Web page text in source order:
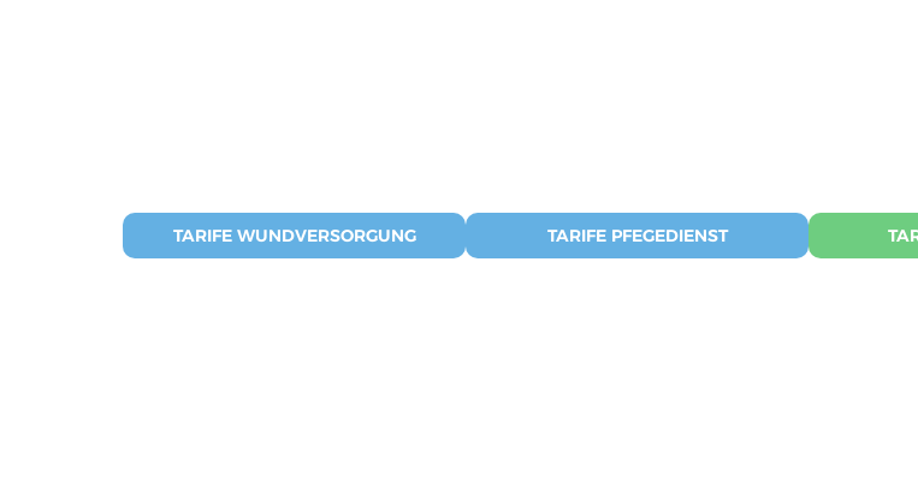
TARIFE WUNDVERSORGUNG TARIFE PFEGEDIENST